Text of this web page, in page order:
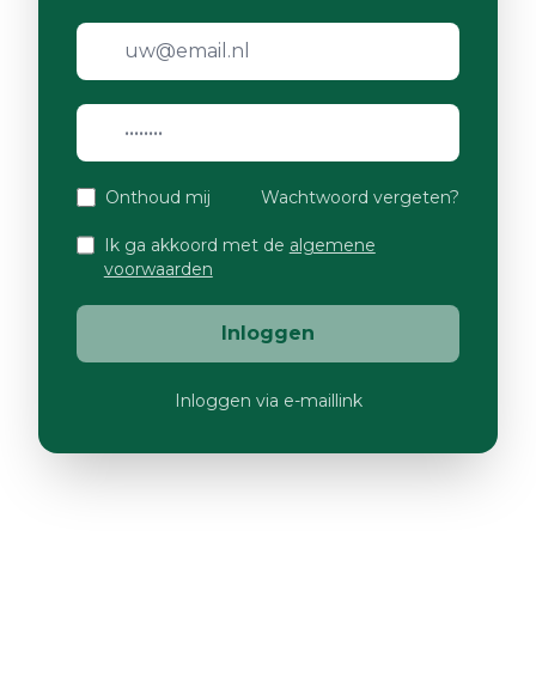
Onthoud mij Wachtwoord vergeten?
Ik ga akkoord met de algemene
voorwaarden
Inloggen
Inloggen via e-maillink